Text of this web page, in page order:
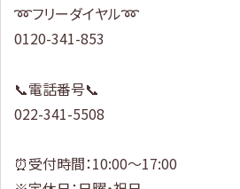
➿フリーダイヤル➿
0120-341-853
📞電話番号📞
022-341-5508
⏰受付時間：10:00～17:00